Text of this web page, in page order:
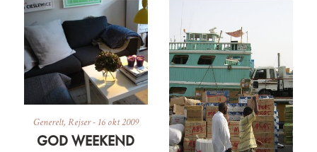
Generelt, Rejser- 16 okt 2009
GOD WEEKEND